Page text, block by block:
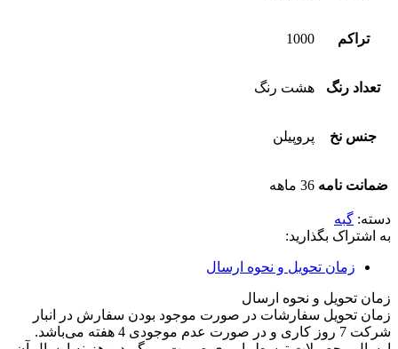
تراکم 1000
تعداد رنگ هشت رنگ
جنس نخ پروپیلن
ضمانت نامه 36 ماهه
دسته: گبه
به اشتراک بگذارید:
زمان تحویل و نحوه ارسال
زمان تحویل و نحوه ارسال
زمان تحویل سفارشات در صورت موجود بودن سفارش در انبار
شرکت 7 روز کاری و در صورت عدم موجودی 4 هفته می‌باشد.